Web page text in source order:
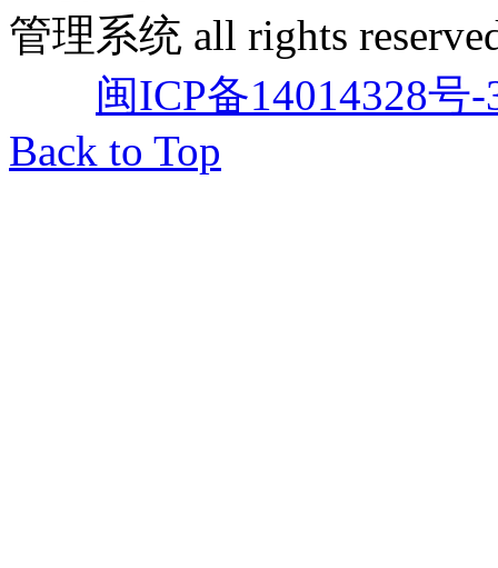
管理系统 all rights
闽ICP备14014328号-
Back to Top